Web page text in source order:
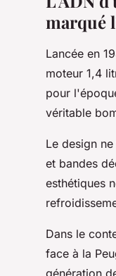
marqué
Lancée en
moteur 1,4
pour
véritable
Le design
et bandes
esthétiques
Dans le
face à la